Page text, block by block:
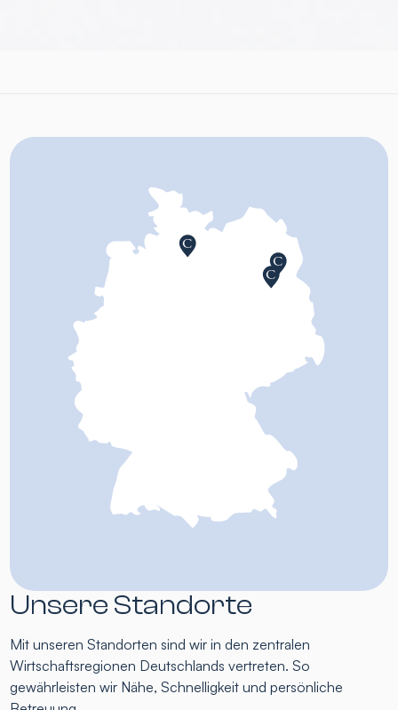
Unsere Standorte
Mit unseren Standorten sind wir in den zentralen
Wirtschaftsregionen Deutschlands vertreten. So
gewährleisten wir Nähe, Schnelligkeit und persönliche